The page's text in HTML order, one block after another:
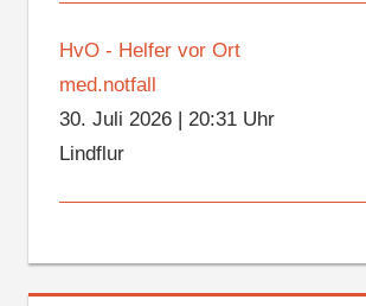
HvO - Helfer vor Ort
med.notfall
30. Juli 2026| 20:31 Uhr
Lindflur